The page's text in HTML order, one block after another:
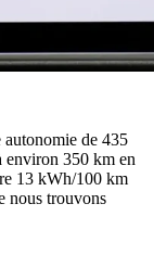
de 435
environ 350 km en
13 kWh/100 km
nous trouvons